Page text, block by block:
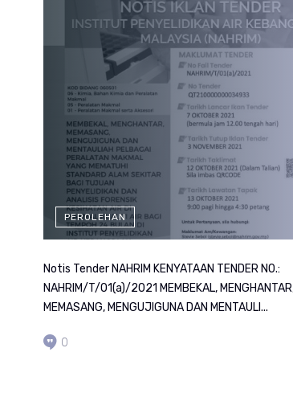
PEROLEHAN
Notis Tender NAHRIM KENYATAAN TENDER NO.:
NAHRIM/T/01(a)/2021 MEMBEKAL,
MEMASANG, MENGUJIGUNA DAN MENTAULI...
0